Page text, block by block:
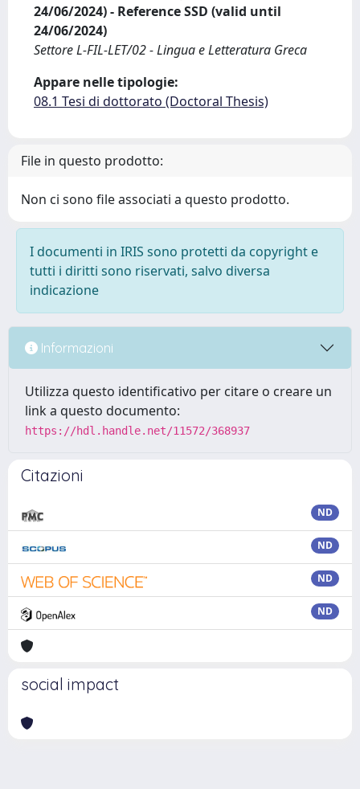
24/06/2024) - Reference SSD (valid until
24/06/2024)
Settore L-FIL-LET/02 - Lingua e Letteratura Greca
Appare nelle tipologie:
08.1 Tesi di dottorato (Doctoral Thesis)
File in questo prodotto:
Non ci sono file associati a questo prodotto.
I documenti in IRIS sono protetti da copyright e
tutti i diritti sono riservati, salvo diversa
indicazione
Informazioni
Utilizza questo identificativo per citare o creare un
link a questo documento:
https://hdl.handle.net/11572/368937
Citazioni
ND
ND
ND
ND
social impact